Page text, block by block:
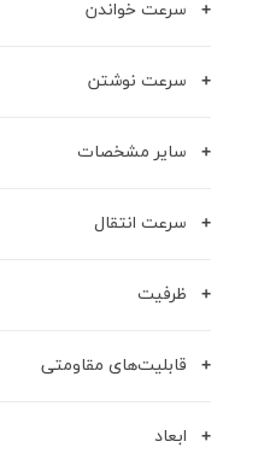
سرعت خواندن
سرعت نوشتن
سایر مشخصات
سرعت انتقال
ظرفیت
قابلیت‌های مقاومتی
ابعاد